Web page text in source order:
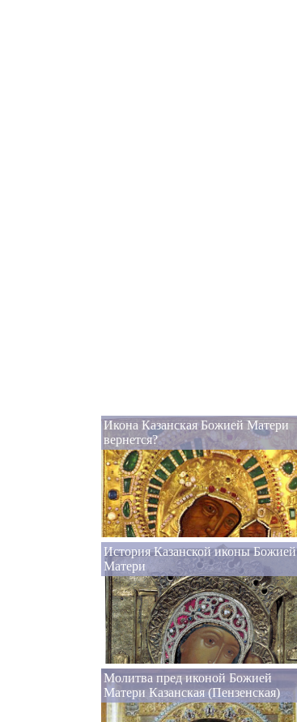
Икона Казанская Божией Матери
вернется?
История Казанской иконы Божией
Матери
Молитва пред иконой Божией
Матери Казанская (Пензенская)